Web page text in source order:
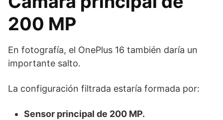
200 MP
En fotografía, el OnePlus 16 también daría un
importante salto.
La configuración filtrada estaría formada por:
Sensor principal de 200 MP.